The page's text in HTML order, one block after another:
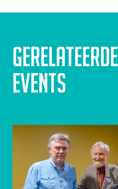
Gerelateerde
events